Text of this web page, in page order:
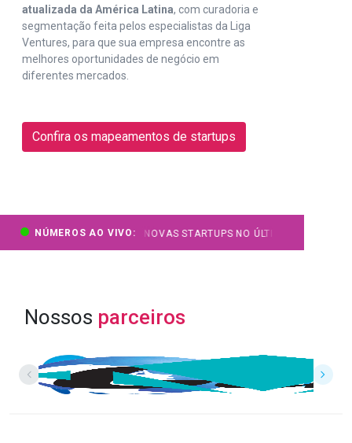
atualizada da América Latina, com curadoria e
segmentação feita pelos especialistas da Liga
Ventures, para que sua empresa encontre as
melhores oportunidades de negócio em
diferentes mercados.
Confira os mapeamentos de startups
NÚMEROS AO VIVO:
ATIVOS 46 NOVAS STARTUPS NO ÚLTIMO MÊS
Nossos parceiros